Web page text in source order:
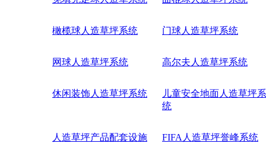
橄榄球人造草坪系统 门球人造草坪系统
网球人造草坪系统 高尔夫人造草坪系统
休闲装饰人造草坪系统
儿童安全地面人造草坪系
统
人造草坪产品配套设施 FIFA人造草坪誉峰系统